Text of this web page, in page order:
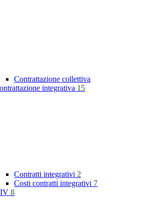
Contrattazione collettiva
integrativa 15
Contratti integrativi 2
Costi contratti integrativi 7
8